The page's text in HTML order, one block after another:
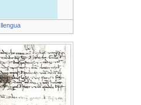
llengua